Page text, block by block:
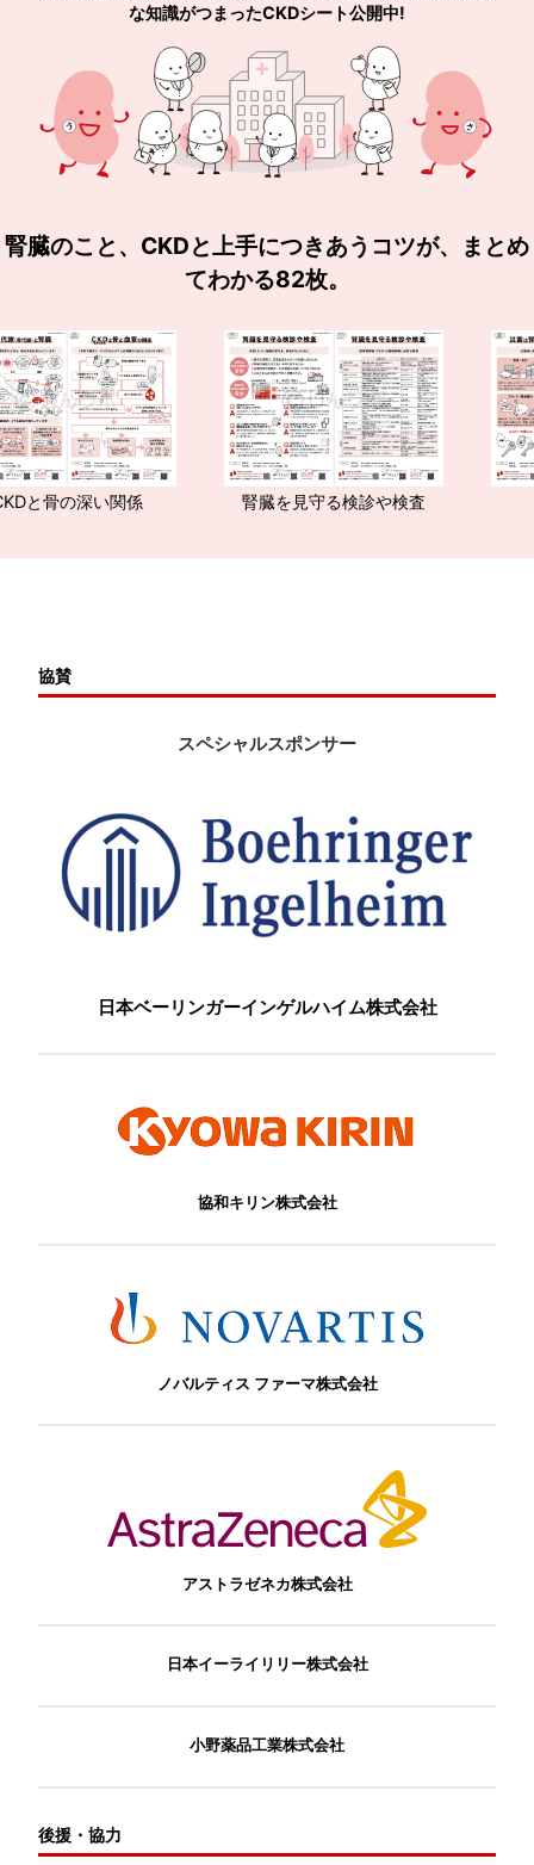
な知識がつまったCKDシート公開中!
腎臓のこと、CKDと上手につきあうコツが、まとめ
てわかる82枚。
い関係 腎臓を見守る検診や検査
協賛
スペシャルスポンサー
日本ベーリンガーインゲルハイム株式会社
協和キリン株式会社
ノバルティス ファーマ株式会社
アストラゼネカ株式会社
日本イーライリリー株式会社
小野薬品工業株式会社
後援・協力